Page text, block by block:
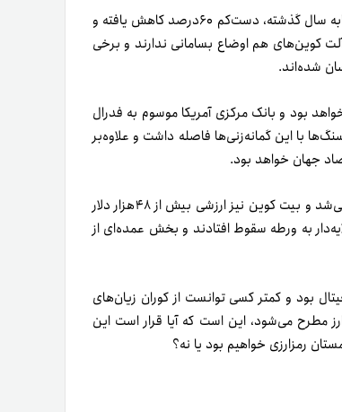
درحال‌حاضر، قیمت بیت کوین، طلایه‌دار بازار رمزارزها، در‌مقایسه‌با مدت‌زمان مشابه سال گذشته، دست‌کم ۶۰درصد کاهش یافته و
است. دیگر آلت کوین‌های هم اوضاع بسامانی ندارند و برخی
بود و بانک مرکزی آمریکا موسوم به فدرال
با این گمانه‌زنی‌ها فاصله داشت و علاوه‌بر
جهان خواهد بود.
در محدوده قیمتی ۳,۸۰۰ دلار میان معامله‌گران دادوستد می‌شد و بیت کوین نیز ارزشی بیش از ۴۸هزار دلار
به ورطه سقوط افتادند و بخش عمده‌ای از
بود و کمتر کسی توانست از کوران زیان‌های
مطرح می‌شود، این است که آیا قرار است این
رمزارزی خواهیم بود یا نه؟